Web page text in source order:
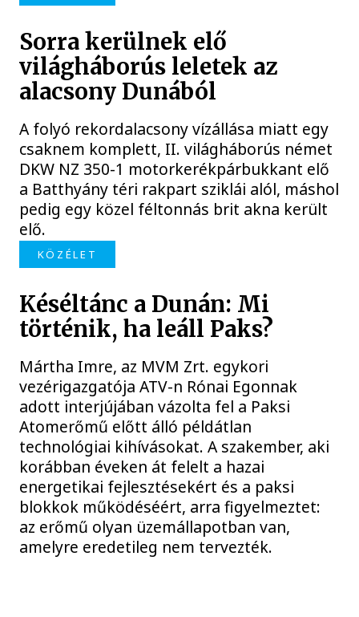
Sorra kerülnek elő
világháborús leletek az
alacsony Dunából
A folyó rekordalacsony vízállása miatt egy
csaknem komplett, II. világháborús német
DKW NZ 350-1 motorkerékpárbukkant elő
a Batthyány téri rakpart sziklái alól, máshol
pedig egy közel féltonnás brit akna került
elő.
KÖZÉLET
Késéltánc a Dunán: Mi
történik, ha leáll Paks?
Mártha Imre, az MVM Zrt. egykori
vezérigazgatója ATV-n Rónai Egonnak
adott interjújában vázolta fel a Paksi
Atomerőmű előtt álló példátlan
technológiai kihívásokat. A szakember, aki
korábban éveken át felelt a hazai
energetikai fejlesztésekért és a paksi
blokkok működéséért, arra figyelmeztet:
az erőmű olyan üzemállapotban van,
amelyre eredetileg nem tervezték.